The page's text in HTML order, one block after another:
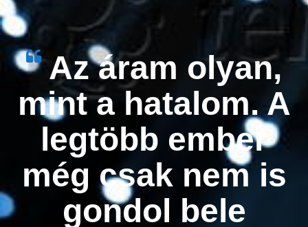
Az áram olyan,
mint a hatalom. A
legtöbb ember
még csak nem is
gondol bele